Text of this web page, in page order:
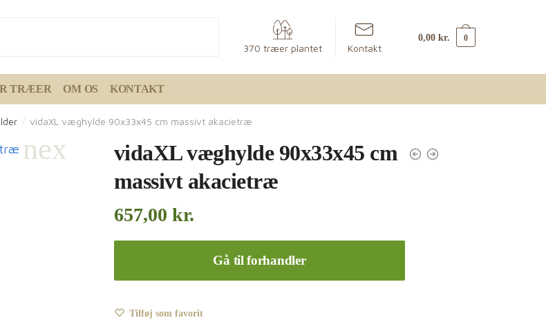
370 træer plantet Kontakt
0,00 kr. 0
TRÆER OM OS KONTAKT
/ vidaXL væghylde 90x33x45 cm massivt akacietræ
vidaXL væghylde 90x33x45 cm
massivt akacietræ
657,00 kr.
Gå til forhandler
Tilføj som favorit